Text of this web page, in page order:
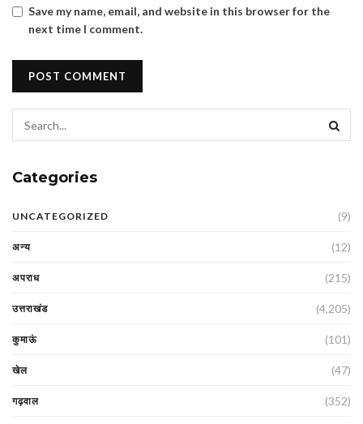
Save my name, email, and website in this browser for the
next time I comment.
Categories
UNCATEGORIZED (9)
अन्य (12)
अपराध (215)
उत्तराखंड (4,205)
कुमाऊं (101)
खेल (47)
गढ़वाल (352)